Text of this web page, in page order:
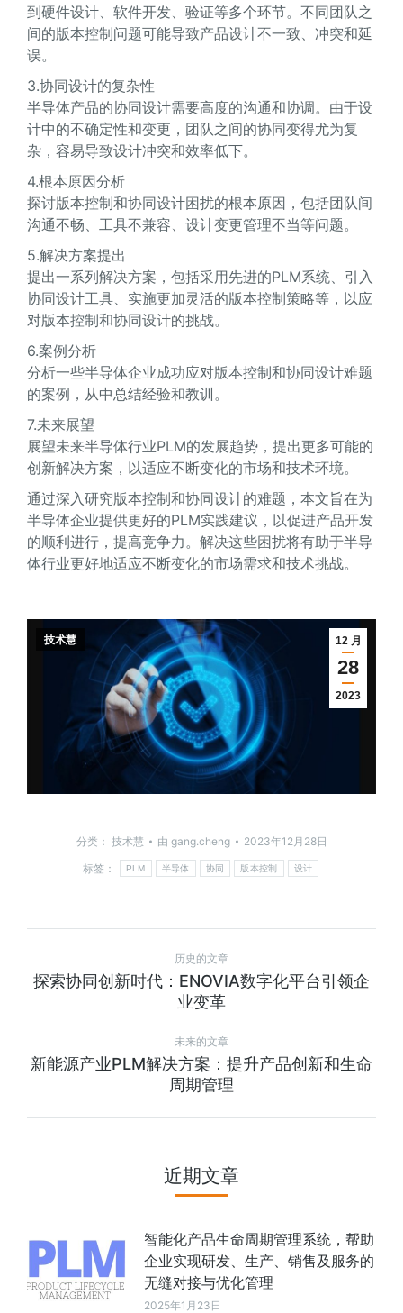
到硬件设计、软件开发、验证等多个环节。不同团队之
间的版本控制问题可能导致产品设计不一致、冲突和延
误。
3.协同设计的复杂性
半导体产品的协同设计需要高度的沟通和协调。由于设
计中的不确定性和变更，团队之间的协同变得尤为复
杂，容易导致设计冲突和效率低下。
4.根本原因分析
探讨版本控制和协同设计困扰的根本原因，包括团队间
沟通不畅、工具不兼容、设计变更管理不当等问题。
5.解决方案提出
提出一系列解决方案，包括采用先进的PLM系统、引入
协同设计工具、实施更加灵活的版本控制策略等，以应
对版本控制和协同设计的挑战。
6.案例分析
分析一些半导体企业成功应对版本控制和协同设计难题
的案例，从中总结经验和教训。
7.未来展望
展望未来半导体行业PLM的发展趋势，提出更多可能的
创新解决方案，以适应不断变化的市场和技术环境。
通过深入研究版本控制和协同设计的难题，本文旨在为
半导体企业提供更好的PLM实践建议，以促进产品开发
的顺利进行，提高竞争力。解决这些困扰将有助于半导
体行业更好地适应不断变化的市场需求和技术挑战。
12 月
28
2023
技术慧
分类： 技术慧 由 gang.cheng
2023年12月28日
标签：
PLM 半导体 协同 版本控制 设计
历史的文章
探索协同创新时代：ENOVIA数字化平台引领企
业变革
未来的文章
新能源产业PLM解决方案：提升产品创新和生命
周期管理
近期文章
智能化产品生命周期管理系统，帮助
企业实现研发、生产、销售及服务的
无缝对接与优化管理
2025年1月23日